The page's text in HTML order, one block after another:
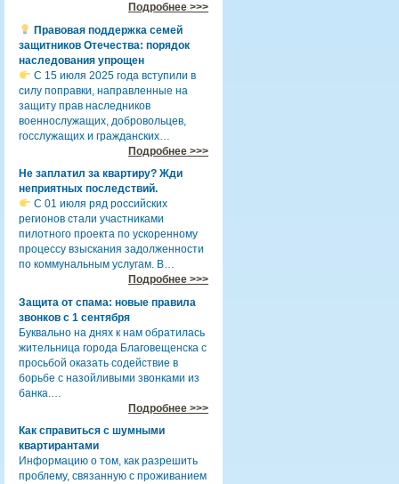
Подробнее >>>
Правовая поддержка семей
защитников Отечества: порядок
наследования упрощен
С 15 июля 2025 года вступили в
силу поправки, направленные на
защиту прав наследников
военнослужащих, добровольцев,
госслужащих и гражданских…
Подробнее >>>
Не заплатил за квартиру? Жди
неприятных последствий.
С 01 июля ряд российских
регионов стали участниками
пилотного проекта по ускоренному
процессу взыскания задолженности
по коммунальным услугам. В…
Подробнее >>>
Защита от спама: новые правила
звонков с 1 сентября
Буквально на днях к нам обратилась
жительница города Благовещенска с
просьбой оказать содействие в
борьбе с назойливыми звонками из
банка.…
Подробнее >>>
Как справиться с шумными
квартирантами
Информацию о том, как разрешить
проблему, связанную с проживанием